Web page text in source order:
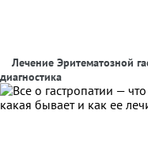
Лечение Эритематозной
диагностика